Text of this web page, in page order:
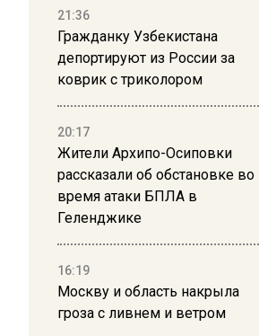
21:36
Гражданку Узбекистана
депортируют из России за
коврик с триколором
20:17
Жители Архипо-Осиповки
рассказали об обстановке во
время атаки БПЛА в
Геленджике
16:19
Москву и область накрыла
гроза с ливнем и ветром